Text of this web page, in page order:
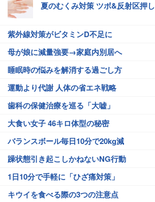
夏のむくみ対策 ツボ&反射区押し
紫外線対策がビタミンD不足に
母が娘に減量強要→家庭内別居へ
睡眠時の悩みを解消する過ごし方
運動より代謝 人体の省エネ戦略
歯科の保健治療を巡る「大嘘」
大食い女子 46キロ体型の秘密
バランスボール毎日10分で20kg減
躁状態引き起こしかねないNG行動
1日10分で手軽に「ひざ痛対策」
キウイを食べる際の3つの注意点